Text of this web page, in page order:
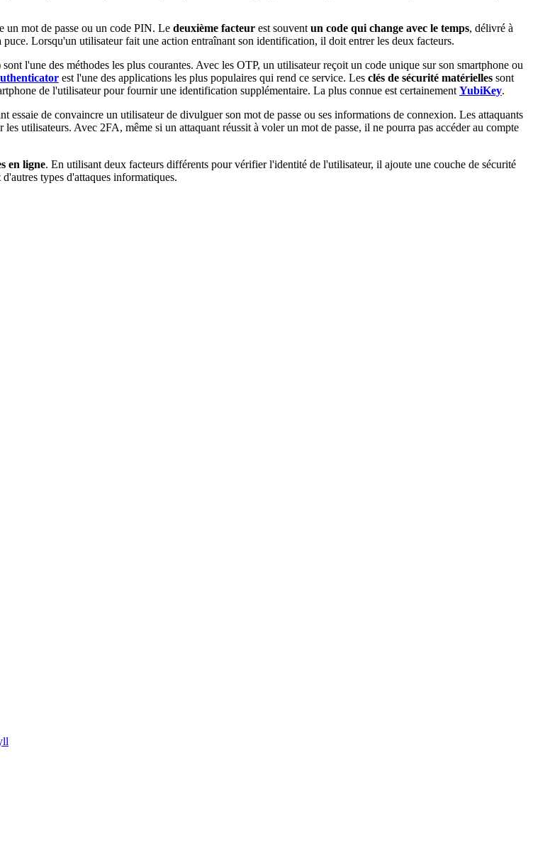
un mot de passe ou un code PIN. Le deuxième facteur est souventun code qui change avec le temps, délivré à
Lorsqu'un utilisateur fait une action entraînant son identification, il doit entrer les deux facteurs.
sont l'une des méthodes les plus courantes. Avec les OTP, un utilisateur reçoit un code unique sur son smartphone ou
est l'une des applications les plus populaires qui rend ce service. Les clés de sécurité matérielles sont
de l'utilisateur pour fournir une identification supplémentaire. La plus connue est certainementYubiKey.
essaie de convaincre un utilisateur de divulguer son mot de passe ou ses informations de connexion. Les attaquants
utilisateurs. Avec 2FA, même si un attaquant réussit à voler un mot de passe, il ne pourra pas accéder au compte
en ligne. En utilisant deux facteurs différents pour vérifier l'identité de l'utilisateur, il ajoute une couche de sécurité
types d'attaques informatiques.